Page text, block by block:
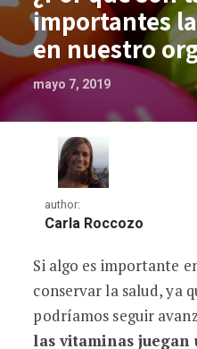
importantes
en nuestro
mayo 7, 2019
author:
Carla Roccozo
¿Por qué son
Si algo es importante
conservar la salud, ya
podríamos seguir
las vitaminas juegan